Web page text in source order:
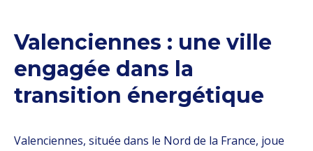
Valenciennes : une ville
engagée dans la
transition énergétique
Valenciennes, située dans le Nord de la France, joue